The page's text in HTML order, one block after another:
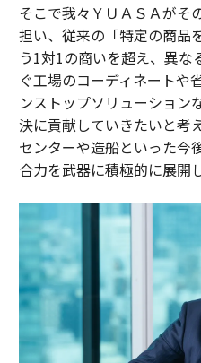
そこで我々ＹＵＡＳＡがそ
担い、従来の「特定の商品
う1対1の商いを超え、異
ぐ工場のコーディネートや
ンストップソリューション
決に貢献していきたいと考
センターや造船といった今
合力を武器に積極的に展開